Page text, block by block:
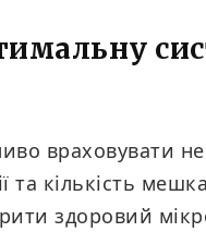
враховувати
та кількість
здоровий